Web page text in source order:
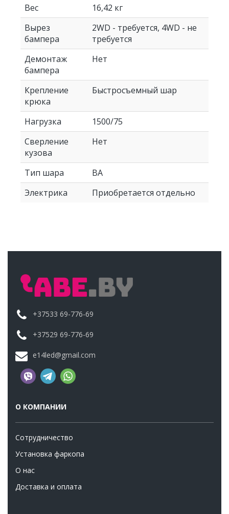
Вес
16,42 кг
Вырез
бампера
2WD - требуется, 4WD - не
требуется
Демонтаж
бампера
Нет
Крепление
крюка
Быстросъемный шар
Нагрузка
1500/75
Сверление
кузова
Нет
Тип шара
BA
Электрика
Приобретается отдельно
+37533 69-776-69
+37529 69-776-69
e14led@gmail.com
О КОМПАНИИ
Сотрудничество
Установка фаркопа
О нас
Доставка и оплата